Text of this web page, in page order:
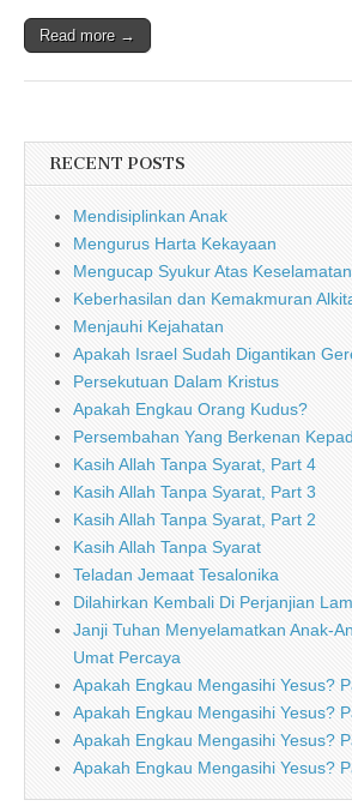
Read more →
RECENT POSTS
Mendisiplinkan Anak
Mengurus Harta Kekayaan
Mengucap Syukur Atas
Keberhasilan dan Kemakmuran
Menjauhi Kejahatan
Apakah Israel Sudah Digantikan
Persekutuan Dalam Kristus
Apakah Engkau Orang Kudus?
Persembahan Yang Berkenan
Kasih Allah Tanpa Syarat, Part 4
Kasih Allah Tanpa Syarat, Part 3
Kasih Allah Tanpa Syarat, Part 2
Kasih Allah Tanpa Syarat
Teladan Jemaat Tesalonika
Dilahirkan Kembali Di Perjanjian
Janji Tuhan Menyelamatkan Anak-
Umat Percaya
Apakah Engkau Mengasihi Yesus?
Apakah Engkau Mengasihi Yesus?
Apakah Engkau Mengasihi Yesus?
Apakah Engkau Mengasihi Yesus?